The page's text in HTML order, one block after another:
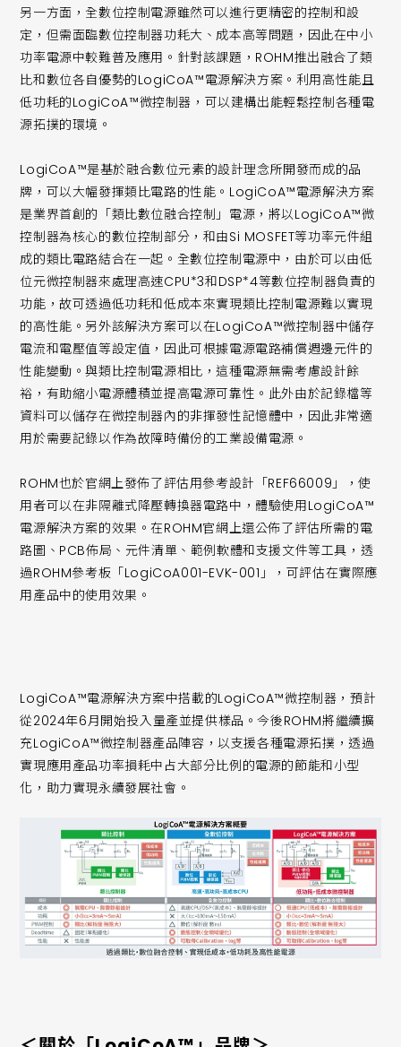
另一方面，全數位控制電源雖然可以進行更精密的控制和設
定，但需面臨數位控制器功耗大、成本高等問題，因此在中小
功率電源中較難普及應用。針對該課題，ROHM推出融合了類
比和數位各自優勢的LogiCoA™電源解決方案。利用高性能且
低功耗的LogiCoA™微控制器，可以建構出能輕鬆控制各種電
源拓撲的環境。
LogiCoA™是基於融合數位元素的設計理念所開發而成的品
牌，可以大幅發揮類比電路的性能。LogiCoA™電源解決方案
是業界首創的「類比數位融合控制」電源，將以LogiCoA™微
控制器為核心的數位控制部分，和由Si MOSFET等功率元件組
成的類比電路結合在一起。全數位控制電源中，由於可以由低
位元微控制器來處理高速CPU*3和DSP*4等數位控制器負責的
功能，故可透過低功耗和低成本來實現類比控制電源難以實現
的高性能。另外該解決方案可以在LogiCoA™微控制器中儲存
電流和電壓值等設定值，因此可根據電源電路補償週邊元件的
性能變動。與類比控制電源相比，這種電源無需考慮設計餘
裕，有助縮小電源體積並提高電源可靠性。此外由於記錄檔等
資料可以儲存在微控制器內的非揮發性記憶體中，因此非常適
用於需要記錄以作為故障時備份的工業設備電源。
ROHM也於官網上發佈了評估用參考設計「REF66009」，使
用者可以在非隔離式降壓轉換器電路中，體驗使用LogiCoA™
電源解決方案的效果。在ROHM官網上還公佈了評估所需的電
路圖、PCB佈局、元件清單、範例軟體和支援文件等工具，透
過ROHM參考板「LogiCoA001-EVK-001」，可評估在實際應
用產品中的使用效果。
LogiCoA™電源解決方案中搭載的LogiCoA™微控制器，預計
從2024年6月開始投入量產並提供樣品。今後ROHM將繼續擴
充LogiCoA™微控制器產品陣容，以支援各種電源拓撲，透過
實現應用產品功率損耗中占大部分比例的電源的節能和小型
化，助力實現永續發展社會。